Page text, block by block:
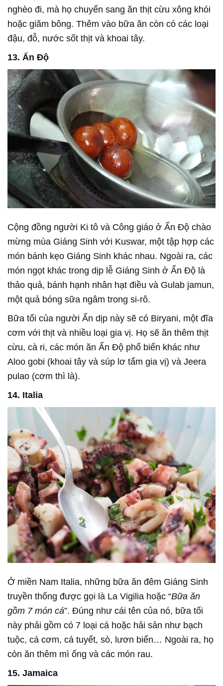
nghèo đi, mà họ chuyển sang ăn thịt cừu xông khói
hoặc giăm bông. Thêm vào bữa ăn còn có các loại
đậu, đỗ, nước sốt thịt và khoai tây.
13. Ấn Độ
Cộng đồng người Ki tô và Công giáo ở Ấn Độ chào
mừng mùa Giáng Sinh với Kuswar, một tập hợp các
món bánh kẹo Giáng Sinh khác nhau. Ngoài ra, các
món ngọt khác trong dịp lễ Giáng Sinh ở Ấn Độ là
thảo quả, bánh hạnh nhân hạt điều và Gulab jamun,
một quả bóng sữa ngâm trong si-rô.
Bữa tối của người Ấn dịp này sẽ có Biryani, một đĩa
cơm với thịt và nhiều loại gia vị. Họ sẽ ăn thêm thịt
cừu, cà ri, các món ăn Ấn Độ phổ biến khác như
Aloo gobi (khoai tây và súp lơ tẩm gia vị) và Jeera
pulao (cơm thì là).
14. Italia
Ở miền Nam Italia, những bữa ăn đêm Giáng Sinh
truyền thống được gọi là La Vigilia hoặc “Bữa ăn
gồm 7 món cá”. Đúng như cái tên của nó, bữa tối
này phải gồm có 7 loại cá hoặc hải sản như bạch
tuộc, cá cơm, cá tuyết, sò, lươn biển… Ngoài ra, họ
còn ăn thêm mì ống và các món rau.
15. Jamaica